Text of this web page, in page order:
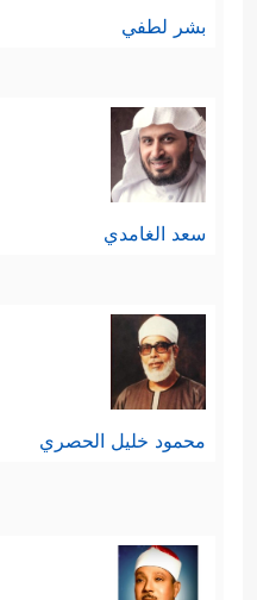
بشر لطفي
سعد الغامدي
محمود خليل الحصري